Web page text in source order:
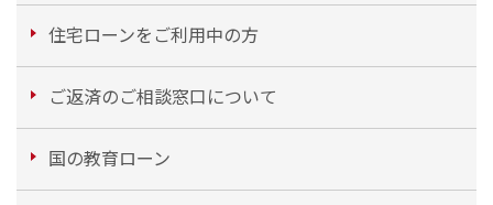
住宅ローンをご利用中の方
ご返済のご相談窓口について
国の教育ローン